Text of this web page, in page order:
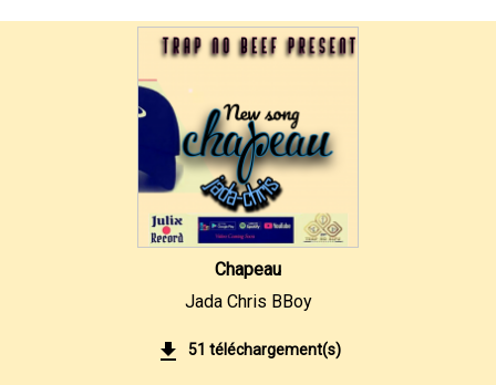
Chapeau
Jada Chris BBoy
51 téléchargement(s)